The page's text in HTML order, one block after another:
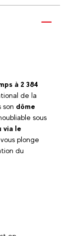
à 2 384
de la
son dôme
sous
via le
plonge
du